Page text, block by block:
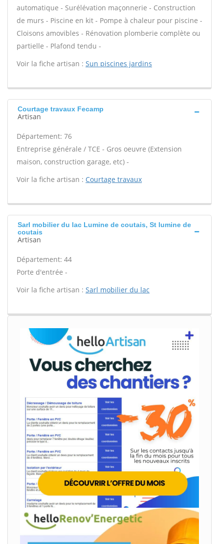
automatique - Surélévation maçonnerie - Construction
de murs - Piscine en kit - Pompe à chaleur pour piscine -
Cloisons amovibles - Rénovation plomberie complète ou
partielle - Plafond tendu -
Voir la fiche artisan : Sun piscines jardins
Courtage travaux Fecamp
Artisan
Département: 76
Entreprise générale / TCE - Gros oeuvre (Extension
maison, construction garage, etc) -
Voir la fiche artisan : Courtage travaux
Sarl mobilier du lac Lumine de coutais, St lumine de
coutais
Artisan
Département: 44
Porte d'entrée -
Voir la fiche artisan : Sarl mobilier du lac